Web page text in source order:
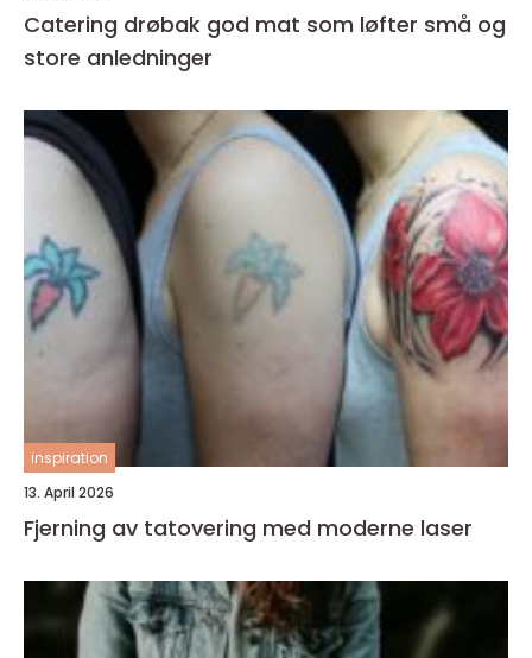
Catering drøbak god mat som løfter små og
store anledninger
inspiration
13. April 2026
Fjerning av tatovering med moderne laser